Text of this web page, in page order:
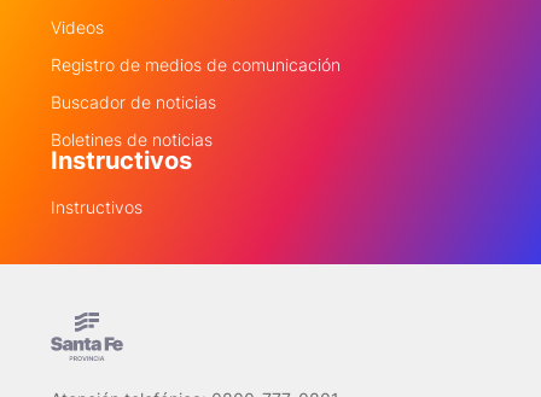
Videos
Registro de medios de comunicación
Buscador de noticias
Boletines de noticias
Instructivos
Instructivos